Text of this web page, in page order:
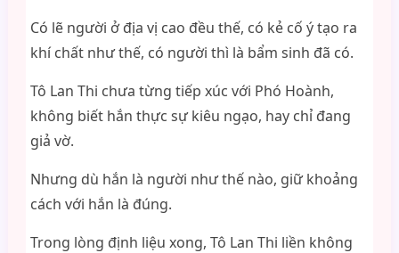
Có lẽ người ở địa vị cao đều thế, có kẻ cố ý tạo ra
khí chất như thế, có người thì là bẩm sinh đã có.
Tô Lan Thi chưa từng tiếp xúc với Phó Hoành,
không biết hắn thực sự kiêu ngạo, hay chỉ đang
giả vờ.
Nhưng dù hắn là người như thế nào, giữ khoảng
cách với hắn là đúng.
Trong lòng định liệu xong, Tô Lan Thi liền không